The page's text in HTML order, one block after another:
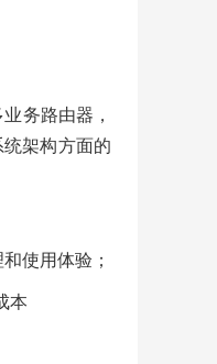
务路由器，
架构方面的
使用体验；
本